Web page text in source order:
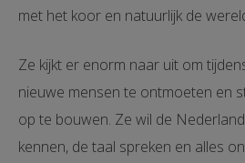
met het koor en natuurlijk de
Ze kijkt er enorm naar uit om
nieuwe mensen te ontmoeten en
op te bouwen. Ze wil de
kennen, de taal spreken en alles